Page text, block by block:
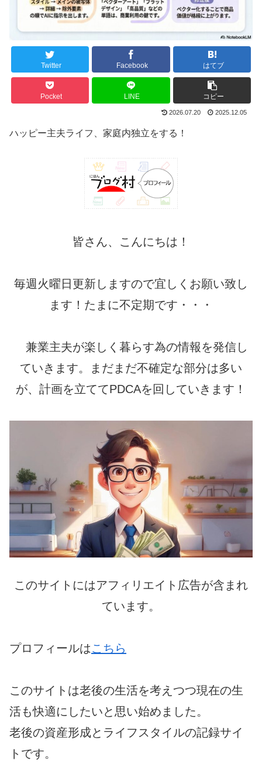
Twitter Facebook はてブ
Pocket LINE コピー
2026.07.20 2025.12.05
ハッピー主夫ライフ、家庭内独立をする！
皆さん、こんにちは！
毎週火曜日更新しますので宜しくお願い致し
ます！たまに不定期です・・・
兼業主夫が楽しく暮らす為の情報を発信し
ていきます。まだまだ不確定な部分は多い
が、計画を立ててPDCAを回していきます！
このサイトにはアフィリエイト広告が含まれ
ています。
プロフィールはこちら
このサイトは老後の生活を考えつつ現在の生
活も快適にしたいと思い始めました。
老後の資産形成とライフスタイルの記録サイ
トです。